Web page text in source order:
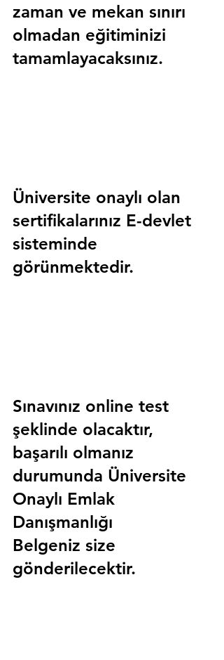
zaman ve mekan sınırı
olmadan eğitiminizi
tamamlayacaksınız.
Üniversite onaylı olan
sertifikalarınız E-devlet
sisteminde
görünmektedir.
Sınavınız online test
şeklinde olacaktır,
başarılı olmanız
durumunda Üniversite
Onaylı Emlak
Danışmanlığı
Belgeniz size
gönderilecektir.